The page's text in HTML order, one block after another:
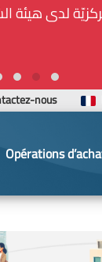
الشراء
nous
Opérations